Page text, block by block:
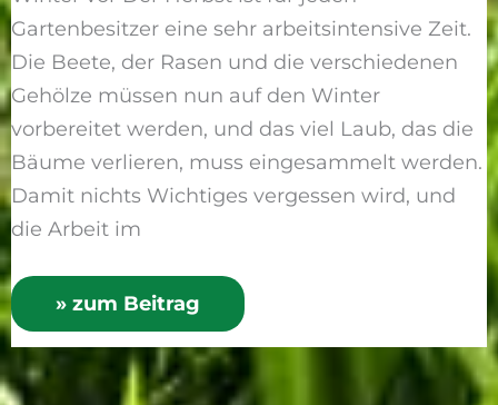
Gartenbesitzer eine sehr arbeitsintensive Zeit.
Die Beete, der Rasen und die verschiedenen
Gehölze müssen nun auf den Winter
vorbereitet werden, und das viel Laub, das die
Bäume verlieren, muss eingesammelt werden.
Damit nichts Wichtiges vergessen wird, und
die Arbeit im
» zum Beitrag